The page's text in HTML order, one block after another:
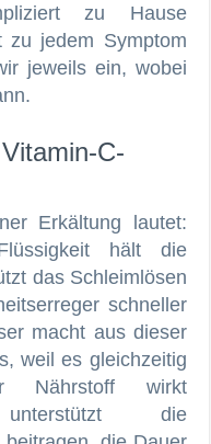
zu Hause
zu jedem Symptom
jeweils ein, wobei
C-
Erkältung lautet:
hält die
das Schleimlösen
schneller
macht aus dieser
weil es gleichzeitig
Nährstoff wirkt
unterstützt die